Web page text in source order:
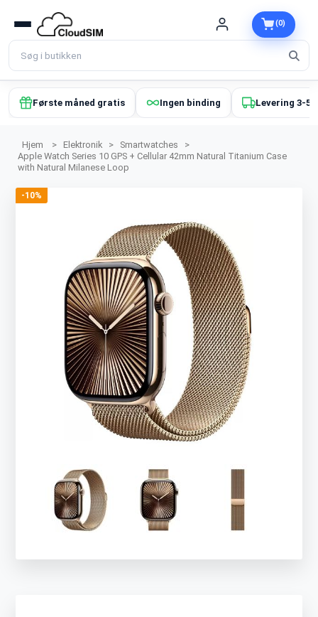
(0)
Første måned gratis Ingen binding Levering 3-5
Hjem > Elektronik > Smartwatches
>
Apple Watch Series 10 GPS + Cellular 42mm Natural Titanium Case
with Natural Milanese Loop
-10%